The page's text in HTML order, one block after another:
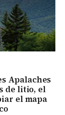
Apalaches
de litio, el
el mapa